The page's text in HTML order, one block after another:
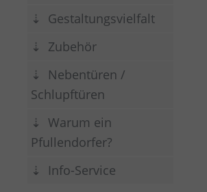
Gestaltungsvielfalt
Zubehör
Nebentüren /
Schlupftüren
Warum ein
Pfullendorfer?
Info-Service